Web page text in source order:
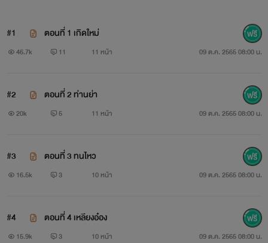
#1 ตอนที่ 1 เกิดใหม่
46.7k 11 11 หน้า 09 ต.ค. 2565 08:00 น.
#2 ตอนที่ 2 ท่านย่า
20k 5 11 หน้า 09 ต.ค. 2565 08:00 น.
#3 ตอนที่ 3 ทนไหว
16.5k 3 10 หน้า 09 ต.ค. 2565 08:00 น.
#4 ตอนที่ 4 เหลียงอ๋อง
15.9k 3 10 หน้า 09 ต.ค. 2565 08:00 น.